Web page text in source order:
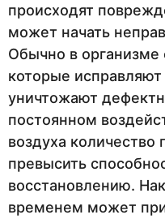
происходят
может начать
Обычно в
которые
уничтожают
постоянном
воздуха
превысить
восстановлению.
временем может